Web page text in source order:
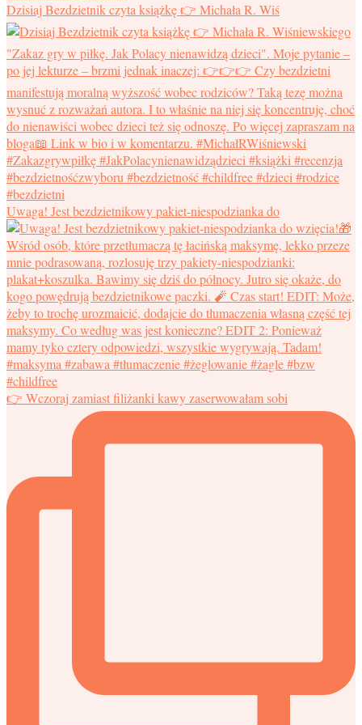
Dzisiaj Bezdzietnik czyta książkę 👉 Michała R. Wiś
Uwaga! Jest bezdzietnikowy pakiet-niespodzianka do
👉 Wczoraj zamiast filiżanki kawy zaserwowałam sobi